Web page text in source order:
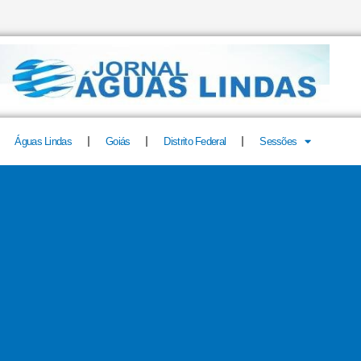
Águas Lindas Goiás Distrito Federal Sessões